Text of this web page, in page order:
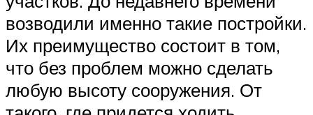
возводили именно такие постройки.
Их преимущество состоит в том,
что без проблем можно сделать
любую высоту сооружения. От